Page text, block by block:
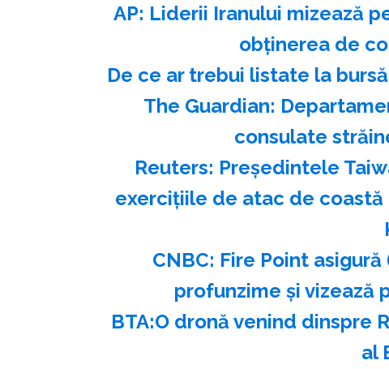
AP: Liderii Iranului mizează
obţinerea de
️De ce ar trebui listate la
The Guardian:
consulate
Reuters: Preşedintele
exerciţiile de atac de
CNBC: Fire Point
profunzime şi vizează
BTA:O dronă venind dinspre
al